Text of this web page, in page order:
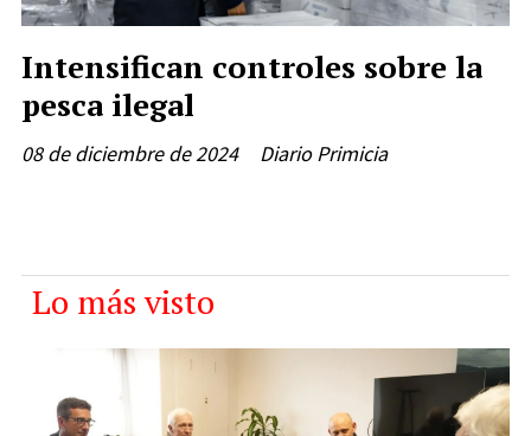
Intensifican controles sobre la
pesca ilegal
Diario Primicia
08 de diciembre de 2024
Lo más visto